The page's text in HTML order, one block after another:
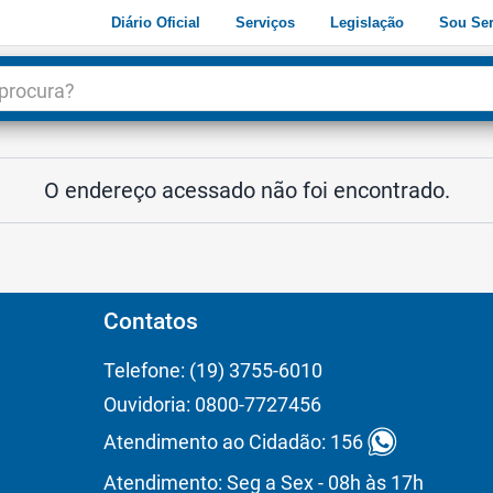
Diário Oficial Serviços Legislação Sou
O endereço acessado não foi encontrado.
Contatos
Telefone: (19) 3755-6010
Ouvidoria: 0800-7727456
Atendimento ao Cidadão: 156
Atendimento: Seg a Sex - 08h às 17h